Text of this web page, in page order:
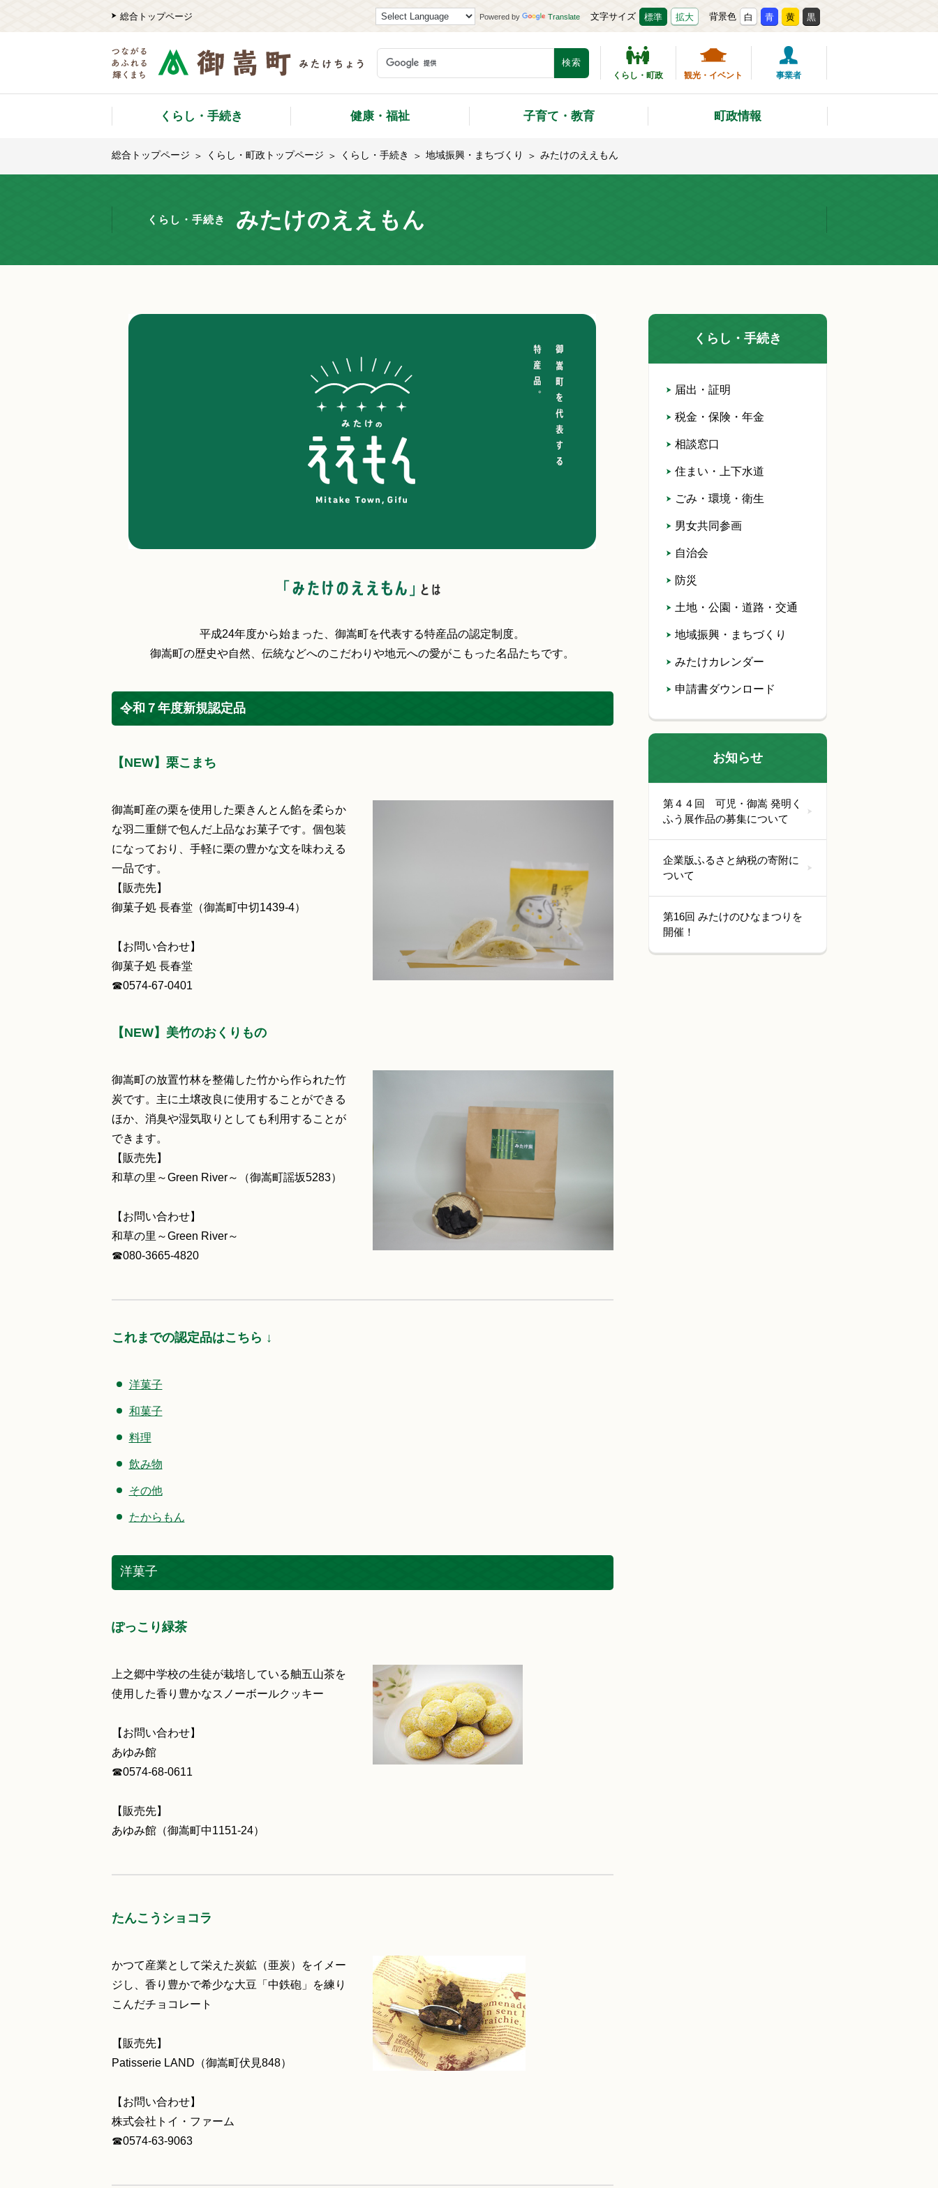
総合トップページ Powered by Translate 文字サイズ 標準 拡大 背景色 白 青 黄 黒
くらし・町政 観光・イベント 事業者
くらし・手続き 健康・福祉 子育て・教育 町政情報
総合トップページ くらし・町政トップページ くらし・手続き 地域振興・まちづくり みたけのええもん
くらし・手続き みたけのええもん
平成24年度から始まった、御嵩町を代表する特産品の認定制度。
御嵩町の歴史や自然、伝統などへのこだわりや地元への愛がこもった名品たちです。
令和７年度新規認定品
【NEW】栗こまち
御嵩町産の栗を使用した栗きんとん餡を柔らか
な羽二重餅で包んだ上品なお菓子です。個包装
になっており、手軽に栗の豊かな文を味わえる
一品です。
【販売先】
御菓子処 長春堂（御嵩町中切1439‐4）
【お問い合わせ】
御菓子処 長春堂
☎0574‐67‐0401
【NEW】美竹のおくりもの
御嵩町の放置竹林を整備した竹から作られた竹
炭です。主に土壌改良に使用することができる
ほか、消臭や湿気取りとしても利用することが
できます。
【販売先】
和草の里～Green River～（御嵩町謡坂5283）
【お問い合わせ】
和草の里～Green River～
☎080-3665-4820
これまでの認定品はこちら ↓
洋菓子
和菓子
料理
飲み物
その他
たからもん
洋菓子
ぽっこり緑茶
上之郷中学校の生徒が栽培している舳五山茶を
使用した香り豊かなスノーボールクッキー
【お問い合わせ】
あゆみ館
☎0574‐68‐0611
【販売先】
あゆみ館（御嵩町中1151‐24）
たんこうショコラ
かつて産業として栄えた炭鉱（亜炭）をイメー
ジし、香り豊かで希少な大豆「中鉄砲」を練り
こんだチョコレート
【販売先】
Patisserie LAND（御嵩町伏見848）
【お問い合わせ】
株式会社トイ・ファーム
☎0574-63-9063
くらし・手続き
届出・証明
税金・保険・年金
相談窓口
住まい・上下水道
ごみ・環境・衛生
男女共同参画
自治会
防災
土地・公園・道路・交通
地域振興・まちづくり
みたけカレンダー
申請書ダウンロード
お知らせ
第４４回 可児・御嵩 発明く
ふう展作品の募集について
企業版ふるさと納税の寄附に
ついて
第16回 みたけのひなまつりを
開催！